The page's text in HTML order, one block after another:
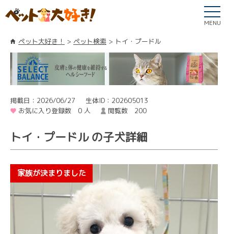
MENU
ペット大好き！ ペット検索 トイ・プードル
掲載日：2026/06/27
生体ID：202605013
お気に入り登録数 0 人
閲覧数 200
トイ・プードル の子犬詳細